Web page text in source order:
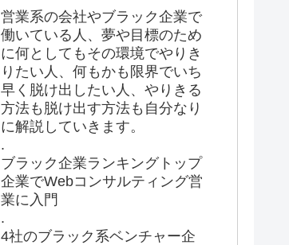
営業系の会社やブラック企業で
働いている人、夢や目標のため
に何としてもその環境でやりき
りたい人、何もかも限界でいち
早く脱け出したい人、やりきる
方法も脱け出す方法も自分なり
に解説していきます。
.
ブラック企業ランキングトップ
企業でWebコンサルティング営
業に入門
.
4社のブラック系ベンチャー企